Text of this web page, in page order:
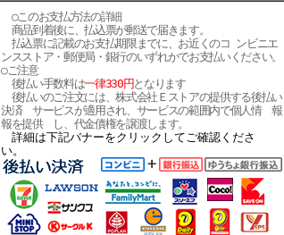
○このお支払方法の詳細
商品到着後に、払込票が郵送で届きます。
払込票に記載のお支払期限までに、お近くのコ ンビニエ
ンスストア・郵便局・銀行のいずれかでお支払いください。
○ご注意
後払い手数料は一律330円となります
後払いのご注文には、株式会社Ｅストアの提供する後払い
決済 サービスが適用され、サービスの範囲内で個人情 報
報を提供 し、代金債権を譲渡します。
詳細は下記バナーをクリックしてご確認くださ
い。